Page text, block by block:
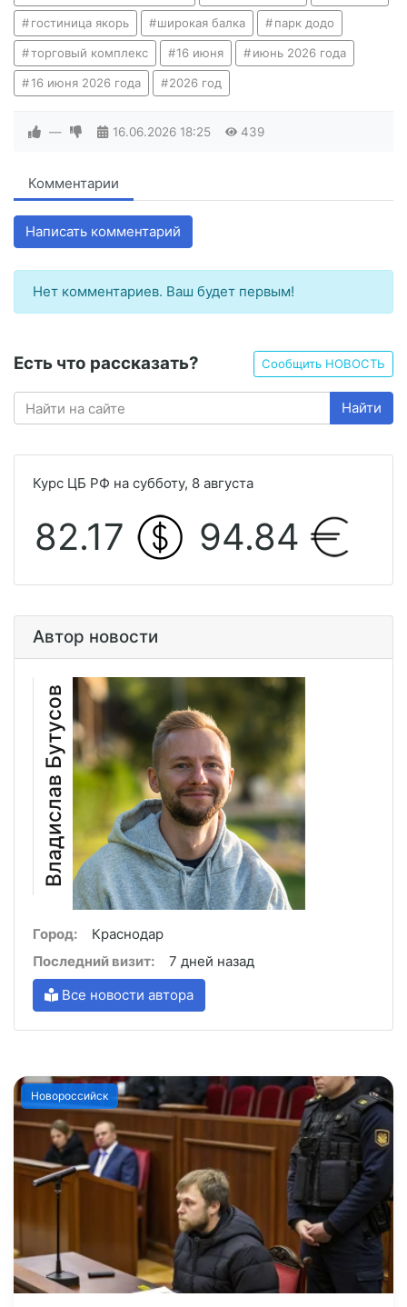
гостиница якорь широкая балка парк додо
торговый комплекс 16 июня июнь 2026 года
16 июня 2026 года 2026 год
— 16.06.2026 18:25 439
Комментарии
Написать комментарий
Нет комментариев. Ваш будет первым!
Есть что рассказать? Сообщить НОВОСТЬ
Найти
Курс ЦБ РФ на субботу, 8 августа
82.17 94.84
Автор новости
Владислав Бутусов
Город:
Краснодар
Последний визит:
7 дней назад
Все новости автора
Новороссийск